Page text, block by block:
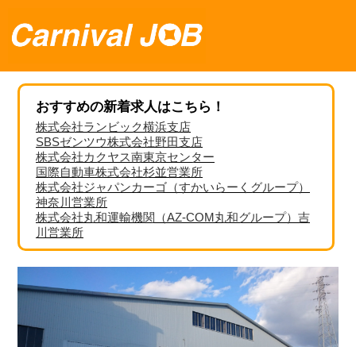
おすすめの新着求人はこちら！
株式会社ランビック横浜支店
SBSゼンツウ株式会社野田支店
株式会社カクヤス南東京センター
国際自動車株式会社杉並営業所
株式会社ジャパンカーゴ（すかいらーくグループ）
神奈川営業所
株式会社丸和運輸機関（AZ-COM丸和グループ）吉
川営業所